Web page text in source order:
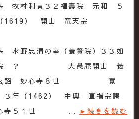
牧村利貞３２福壽院 元和 ５
1619） 開山 竜天宗
水野忠清の室（養賢院）３３如
院 ？ 大愚庵開山 義
詔 妙心寺８世 寛
年（1462） 中興 直指宗諤
寺５１世 … ►続きを読む